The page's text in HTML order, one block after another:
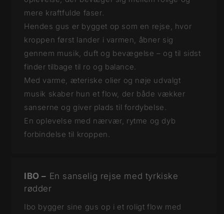
mere kraftfulde faser.
Hendes gus er bygget op som en rejse, hvor
kroppen først lander i varmen, åbner sig
gennem musik, duft og bevægelse – og til sidst
finder tilbage til ro og balance.
Med varme, æteriske olier og nøje udvalgt
musik skaber hun et flow, der både vækker
sanserne og giver plads til fordybelse.
En oplevelse med nærvær, rytme og dyb
forbindelse til kroppen.
IBO – En sanselig rejse med tyrkiske
rødder
Ibo bygger sine gus op i et roligt flow med